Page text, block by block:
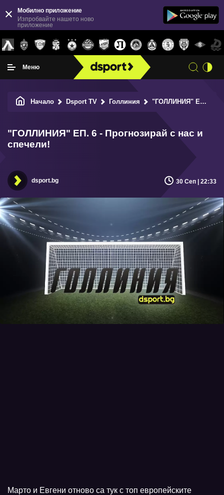
Мобилно приложение
Изпробвайте нашето ново
приложение
Меню
Начало Dsport TV Голлиния "ГОЛЛИНИЯ" ЕП. 6 - Прогнозирай с нас и спечели!
"ГОЛЛИНИЯ" ЕП. 6 - Прогнозирай с нас и
спечели!
dsport.bg 30 Сеп | 22:33
Марто и Евгени отново са тук с топ европейските